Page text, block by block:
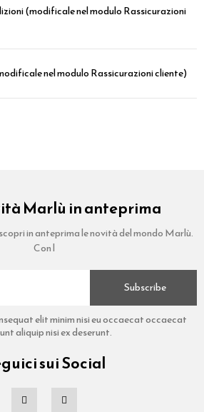
(modificale nel modulo Rassicurazioni
nel modulo Rassicurazioni cliente)
Marlù in anteprima
in anteprima le novità del mondo Marlù.
Con l
Subscribe
elit minim nisi eu occaecat occaecat
aliquip nisi ex deserunt.
sui Social